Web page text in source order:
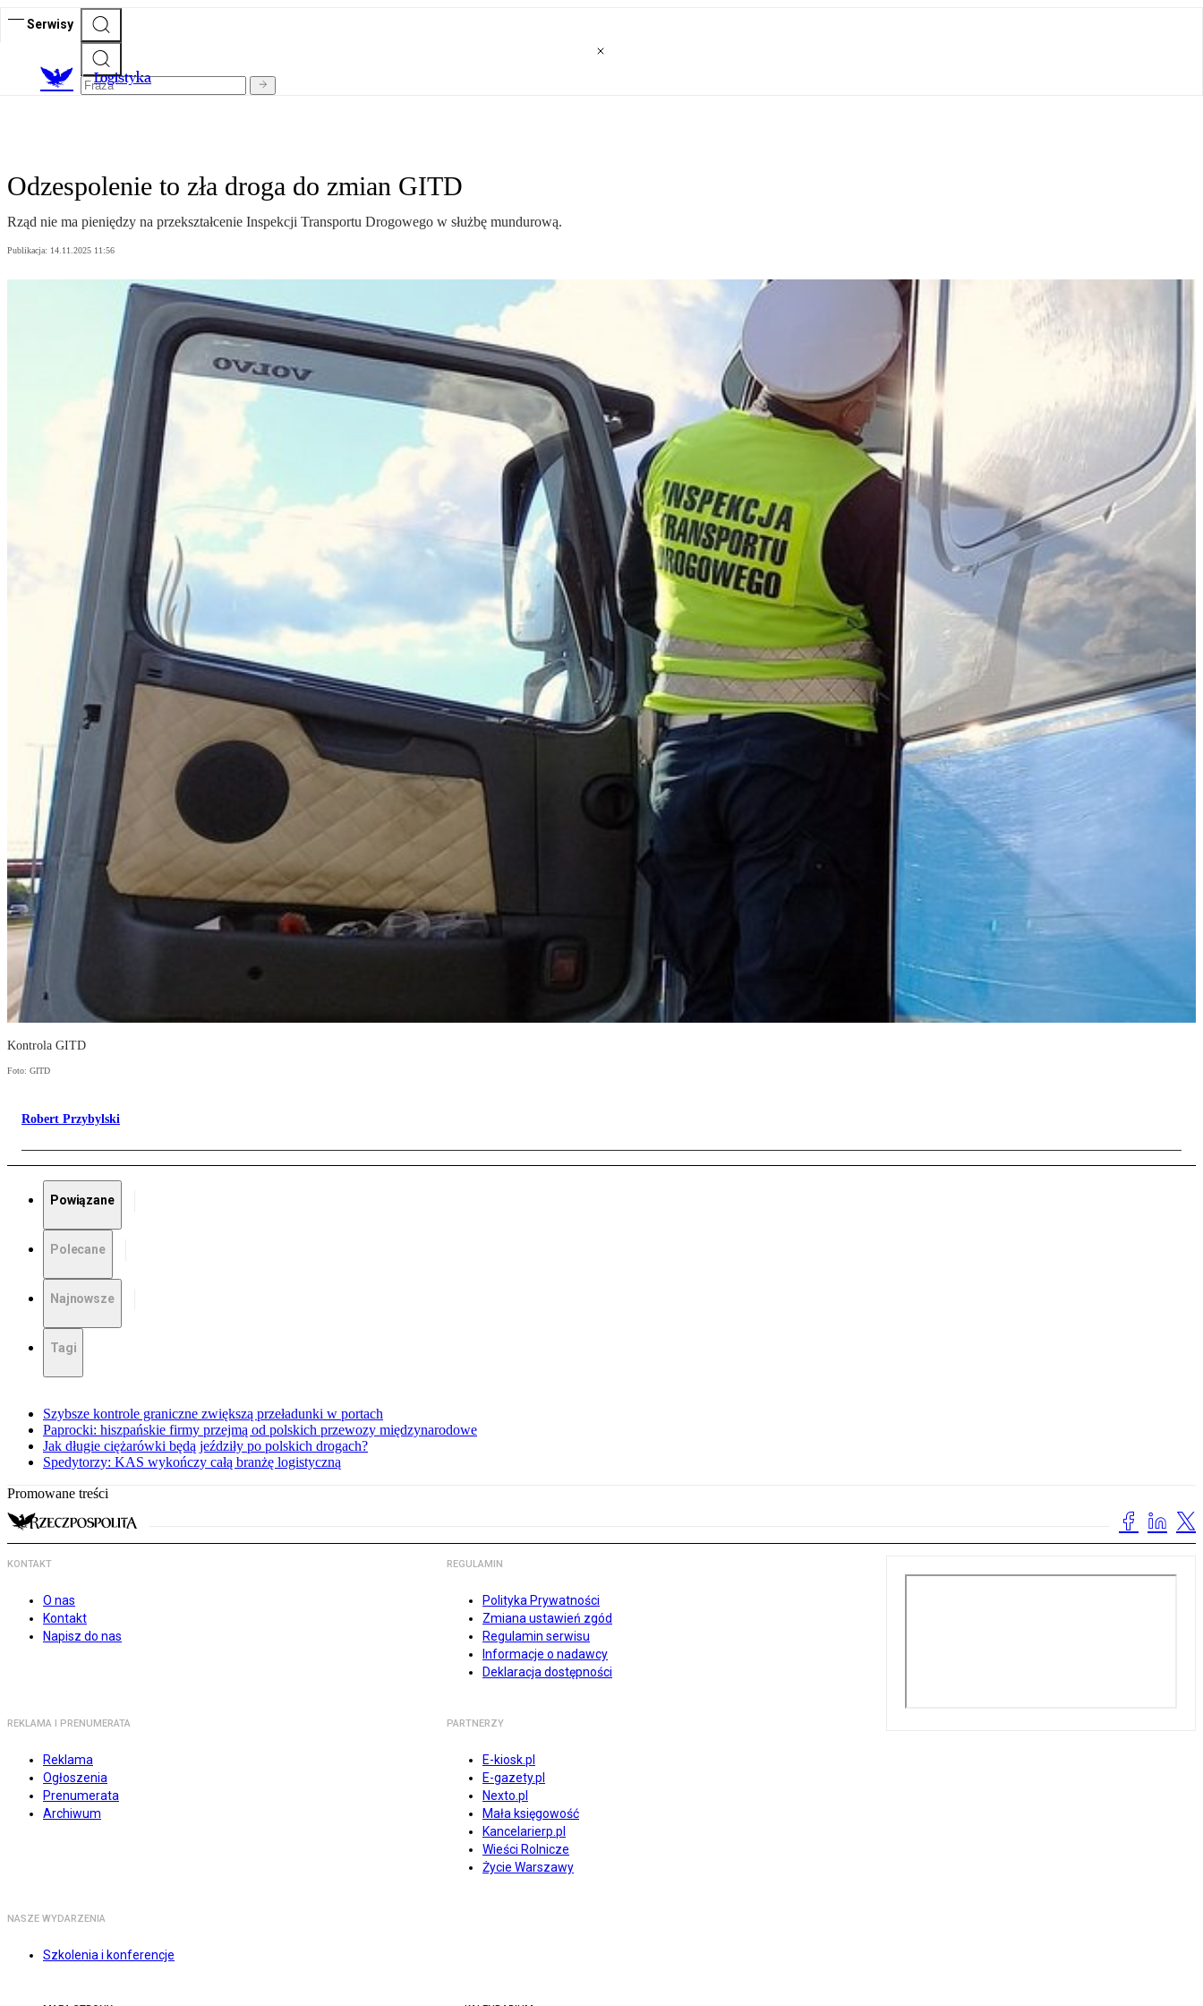
Serwisy
Logistyka
Odzespolenie to zła droga do zmian GITD
Rząd nie ma pieniędzy na przekształcenie Inspekcji Transportu Drogowego w służbę mundurową.
Publikacja: 14.11.2025 11:56
Kontrola GITD
Foto: GITD
Robert Przybylski
Powiązane
Polecane
Najnowsze
Tagi
Szybsze kontrole graniczne zwiększą przeładunki w portach
Paprocki: hiszpańskie firmy przejmą od polskich przewozy międzynarodowe
Jak długie ciężarówki będą jeździły po polskich drogach?
Spedytorzy: KAS wykończy całą branżę logistyczną
Promowane treści
KONTAKT
O nas
Kontakt
Napisz do nas
REGULAMIN
Polityka Prywatności
Zmiana ustawień zgód
Regulamin serwisu
Informacje o nadawcy
Deklaracja dostępności
REKLAMA I PRENUMERATA
Reklama
Ogłoszenia
Prenumerata
Archiwum
PARTNERZY
E-kiosk.pl
E-gazety.pl
Nexto.pl
Mała księgowość
Kancelarierp.pl
Wieści Rolnicze
Życie Warszawy
NASZE WYDARZENIA
Szkolenia i konferencje